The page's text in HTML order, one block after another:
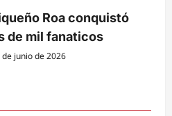
Roa conquistó
de mil fanaticos
de junio de 2026